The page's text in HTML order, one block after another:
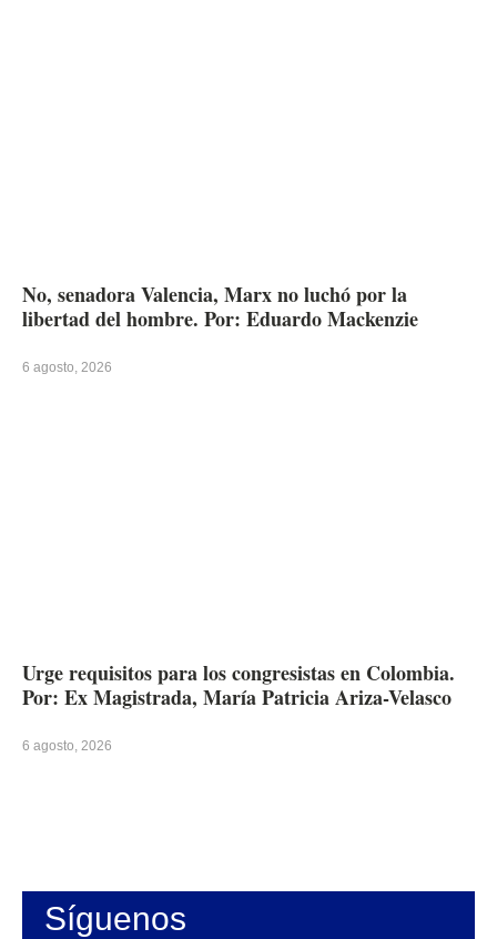
No, senadora Valencia, Marx no luchó por la
libertad del hombre. Por: Eduardo Mackenzie
6 agosto, 2026
Urge requisitos para los congresistas en Colombia.
Por: Ex Magistrada, María Patricia Ariza-Velasco
6 agosto, 2026
Síguenos